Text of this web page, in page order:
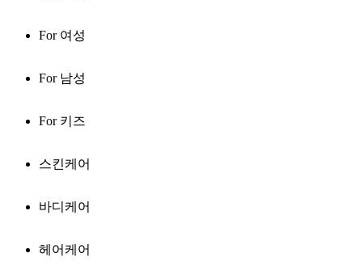
For 여성
For 남성
For 키즈
스킨케어
바디케어
헤어케어